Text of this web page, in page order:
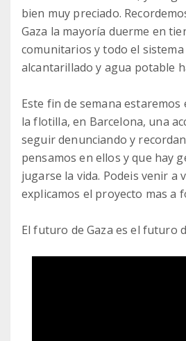
bien muy preciado.
Gaza la mayoría duerme en
comunitarios y todo el
alcantarillado y agua potable
Este fin de semana estaremos
la flotilla, en Barcelona, una
seguir denunciando y
pensamos en ellos y que hay
jugarse la vida. Podeis venir a
explicamos el proyecto mas a
El futuro de Gaza es el futuro